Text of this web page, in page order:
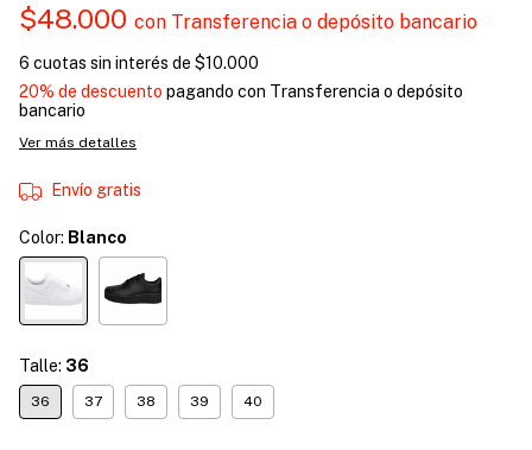
$48.000 con Transferencia o depósito bancario
6 cuotas sin interés de $10.000
20% de descuento pagando con Transferencia o depósito
bancario
Ver más detalles
Envío gratis
Color: Blanco
Talle: 36
36 37 38 39 40